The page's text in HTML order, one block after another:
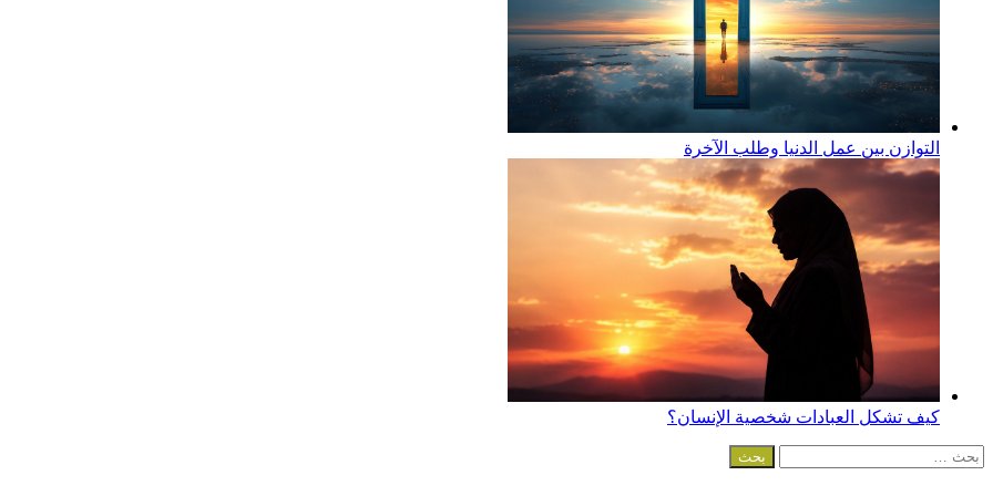
التوازن بين عمل الدنيا وطلب الآخرة
كيف تشكل العبادات شخصية الإنسان؟
البحث